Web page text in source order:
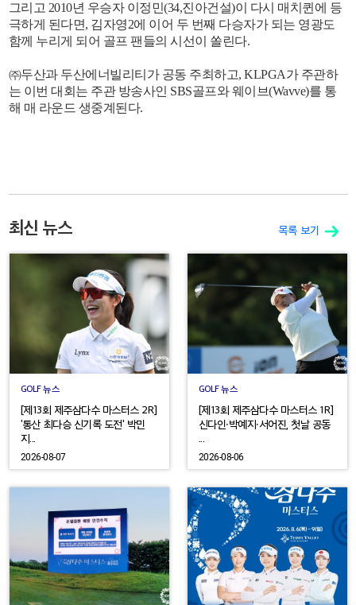
그리고 2010년 우승자 이정민(34,진아건설)이 다시 매치퀸에 등
극하게 된다면, 김자영2에 이어 두 번째 다승자가 되는 영광도
함께 누리게 되어 골프 팬들의 시선이 쏠린다.
㈜두산과 두산에너빌리티가 공동 주최하고, KLPGA가 주관하
는 이번 대회는 주관 방송사인 SBS골프와 웨이브(Wavve)를 통
해 매 라운드 생중계된다.
최신 뉴스 목록 보기
GOLF 뉴스
[제13회 제주삼다수 마스터스 2R]
'통산 최다승 신기록 도전' 박민
지...
2026-08-07
GOLF 뉴스
[제13회 제주삼다수 마스터스 1R]
신다인·박예지·서어진, 첫날 공동
2026-08-06